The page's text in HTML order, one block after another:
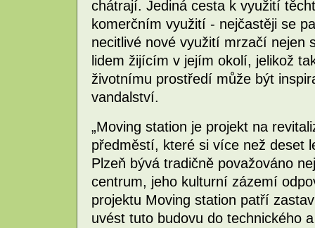
chátrají. Jediná cesta k využití
komerčním využití - nejčastěji se
necitlivé nové využití mrzačí nejen
lidem žijícím v jejím okolí, jelikož
životnímu prostředí může být
vandalství.
„Moving station je projekt na
předměstí, které si více než deset
Plzeň bývá tradičně považováno
centrum, jeho kulturní zázemí
projektu Moving station patří
uvést tuto budovu do technického